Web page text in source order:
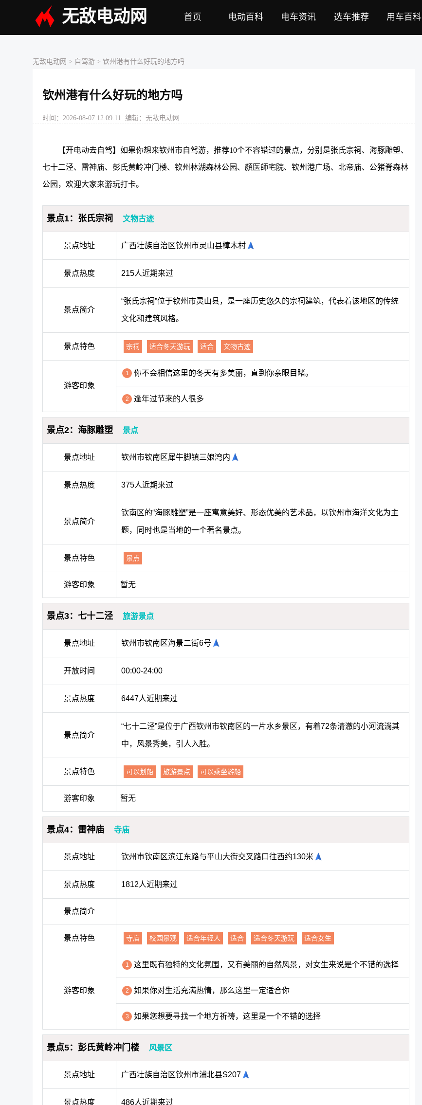
无敌电动网 首页 电动百科 电车资讯 选车推荐 用车百科
无敌电动网 > 自驾游 > 钦州港有什么好玩的地方吗
钦州港有什么好玩的地方吗
时间：2026-08-07 12:09:11 编辑：无敌电动网
【开电动去自驾】如果你想来钦州市自驾游，推荐10个不容错过的景点，分别是张氏宗祠、海豚雕塑、
七十二泾、雷神庙、彭氏黄岭冲门楼、钦州林湖森林公园、顏医師宅院、钦州港广场、北帝庙、公猪脊森林
公园，欢迎大家来游玩打卡。
景点1：张氏宗祠 文物古迹
景点地址 广西壮族自治区钦州市灵山县樟木村
景点热度 215人近期来过
景点简介
“张氏宗祠”位于钦州市灵山县，是一座历史悠久的宗祠建筑，代表着该地区的传统
文化和建筑风格。
景点特色 宗祠 适合冬天游玩 适合 文物古迹
游客印象
1 你不会相信这里的冬天有多美丽，直到你亲眼目睹。
2 逢年过节来的人很多
景点2：海豚雕塑 景点
景点地址 钦州市钦南区犀牛脚镇三娘湾内
景点热度 375人近期来过
景点简介
钦南区的“海豚雕塑”是一座寓意美好、形态优美的艺术品，以钦州市海洋文化为主
题，同时也是当地的一个著名景点。
景点特色 景点
游客印象 暂无
景点3：七十二泾 旅游景点
景点地址 钦州市钦南区海景二街6号
开放时间 00:00-24:00
景点热度 6447人近期来过
景点简介
“七十二泾”是位于广西钦州市钦南区的一片水乡景区，有着72条清澈的小河流淌其
中，风景秀美，引人入胜。
景点特色 可以划船 旅游景点 可以乘坐游船
游客印象 暂无
景点4：雷神庙 寺庙
景点地址 钦州市钦南区滨江东路与平山大街交叉路口往西约130米
景点热度 1812人近期来过
景点简介
景点特色 寺庙 校园景观 适合年轻人 适合 适合冬天游玩 适合女生
游客印象
1 这里既有独特的文化氛围，又有美丽的自然风景，对女生来说是个不错的选择
2 如果你对生活充满热情，那么这里一定适合你
3 如果您想要寻找一个地方祈祷，这里是一个不错的选择
景点5：彭氏黄岭冲门楼 风景区
景点地址 广西壮族自治区钦州市浦北县S207
景点热度 486人近期来过